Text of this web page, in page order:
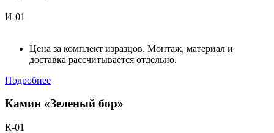
И-01
Цена за комплект изразцов. Монтаж, материал и
доставка рассчитывается отдельно.
Подробнее
Камин «Зеленый бор»
К-01